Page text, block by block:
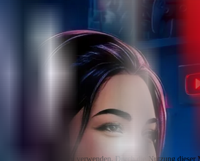
Version zu verwenden. Durch die Nutzung